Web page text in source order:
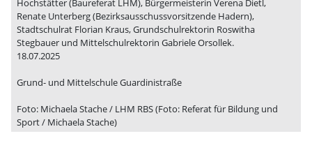
Hochstätter (Baureferat LHM), Bürgermeisterin Verena Dietl,
Renate Unterberg (Bezirksausschussvorsitzende Hadern),
Stadtschulrat Florian Kraus, Grundschulrektorin Roswitha
Stegbauer und Mittelschulrektorin Gabriele Orsollek.
18.07.2025
Grund- und Mittelschule Guardinistraße
Foto: Michaela Stache / LHM RBS (Foto: Referat für Bildung und
Sport / Michaela Stache)